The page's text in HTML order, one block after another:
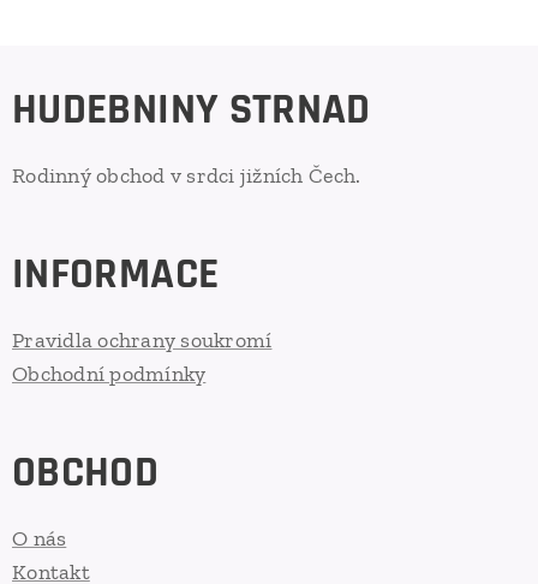
HUDEBNINY STRNAD
Rodinný obchod v srdci jižních Čech.
INFORMACE
Pravidla ochrany soukromí
Obchodní podmínky
OBCHOD
O nás
Kontakt